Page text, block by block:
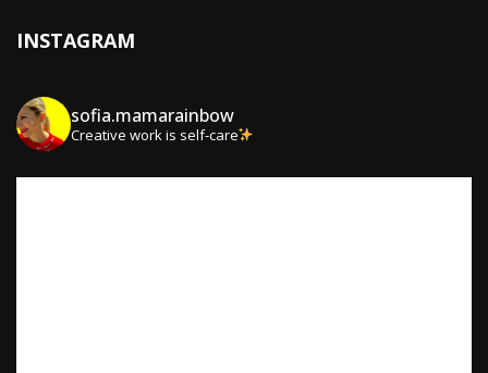
INSTAGRAM
sofia.mamarainbow
Creative work is self-care